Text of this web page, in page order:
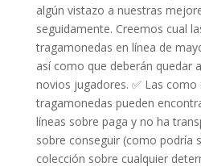
algún vistazo a nuestras
seguidamente. Creemos cual
tragamonedas en línea de
así­ como que deberán quedar
novios jugadores. ✅ Las
tragamonedas pueden
líneas sobre paga y no ha
sobre conseguir (como podrí­a
colección sobre cualquier